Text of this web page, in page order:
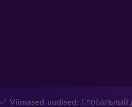
Viimased uudised: Глобальный